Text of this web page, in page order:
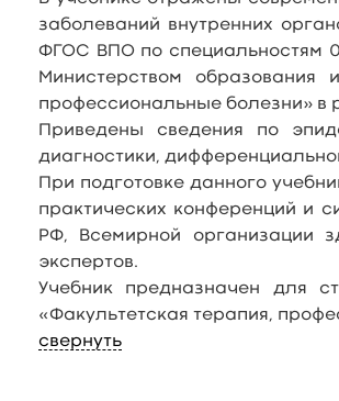
заболеваний внутренних
ФГОС ВПО по специальностям
Министерством образования
профессиональные болезни» в
Приведены сведения по
диагностики,
При подготовке данного
практических конференций и
РФ, Всемирной организации
экспертов.
Учебник предназначен для
«Факультетская терапия,
свернуть